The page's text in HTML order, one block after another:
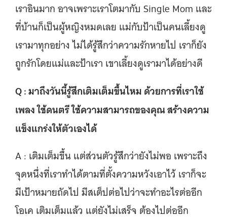
เราอินมาก อาจเพราะเราโตมากับ Single Mom และ
ที่บ้านก็เป็นผู้หญิงหมดเลย แม่กับป้าเป็นคนเลี้ยงดู
เรามาทุกอย่าง ไม่ได้รู้สึกว่าความรักหายไป เราก็ยัง
ถูกรักโดยแม่และป้าเรา เขาเลี้ยงดูเรามาได้อย่างดี
Q : มาถึงวันนี้รู้สึกเติมเต็มขึ้นไหม ด้วยการที่เราใช้
เพลง ใช้ดนตรี ใช้ความสามารถของคุณ สร้างความ
แข็งแกร่งให้ตัวเองได้
A : เติมเต็มขึ้น แต่ส่วนตัวรู้สึกว่ายังไม่พอ เพราะถึง
จุดหนึ่งที่เราทำได้ตามที่ตั้งความหวังเอาไว้ เราก็จะ
มีเป้าหมายถัดไป มีสเต็ปต่อไปว่าจะทำอะไรต่ออีก
โอเค เติมเต็มแล้ว แต่ยังไม่เสร็จ ต้องไปต่ออีก